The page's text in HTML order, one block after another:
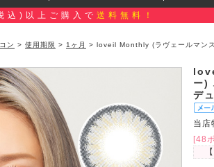
)以上ご購入で 送料無料！
ン > 使用期限 > 1ヶ月
> loveil Monthly (ラヴェールマン
ー)
デ
当店
[48